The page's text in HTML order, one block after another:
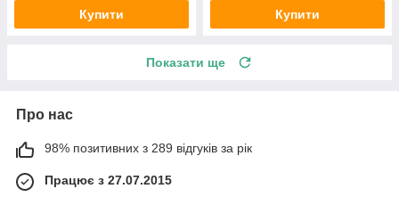
Купити Купити
Показати ще
Про нас
98% позитивних з 289 відгуків за рік
Працює з 27.07.2015